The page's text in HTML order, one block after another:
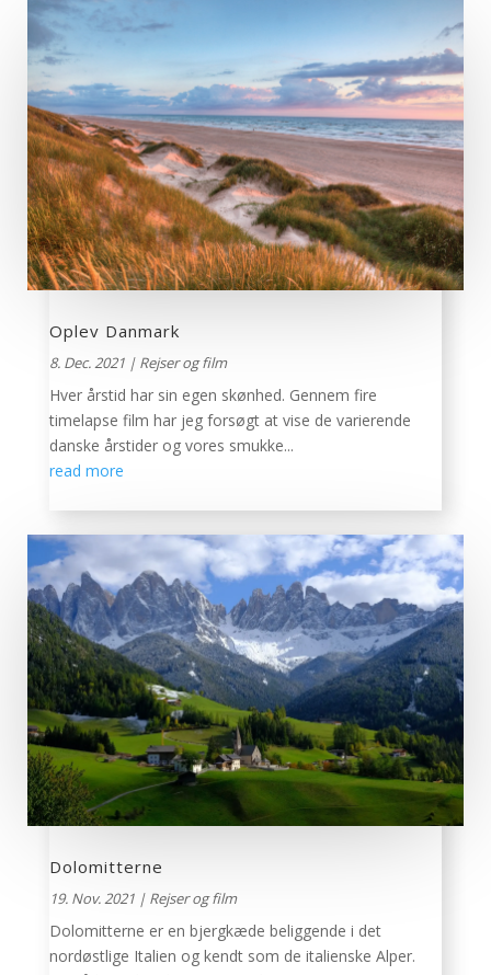
Oplev Danmark
8. Dec. 2021| Rejser og film
Hver årstid har sin egen skønhed. Gennem fire
timelapse film har jeg forsøgt at vise de varierende
danske årstider og vores smukke...
read more
Dolomitterne
19. Nov. 2021| Rejser og film
Dolomitterne er en bjergkæde beliggende i det
nordøstlige Italien og kendt som de italienske Alper.